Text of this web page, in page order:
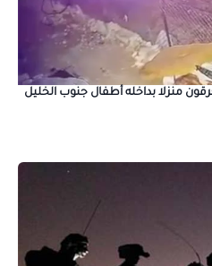
منزلا بداخله أطفال جنوب الخليل